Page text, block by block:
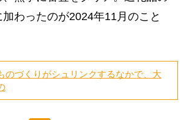
わったのが2024年11月のこと
のづくりがシュリンクするなかで、大